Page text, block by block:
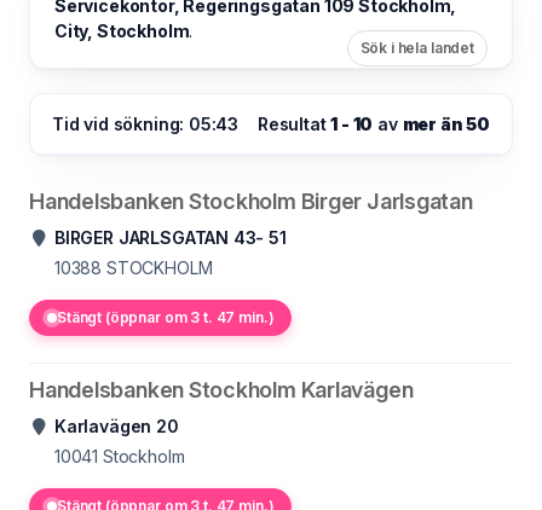
Servicekontor, Regeringsgatan 109 Stockholm,
City, Stockholm.
Sök i hela landet
Tid vid sökning: 05:43 Resultat1 - 10 av mer än 50
Handelsbanken Stockholm Birger Jarlsgatan
BIRGER JARLSGATAN 43- 51
10388 STOCKHOLM
Stängt (öppnar om 3 t. 47 min.)
Handelsbanken Stockholm Karlavägen
Karlavägen 20
10041 Stockholm
Stängt (öppnar om 3 t. 47 min.)